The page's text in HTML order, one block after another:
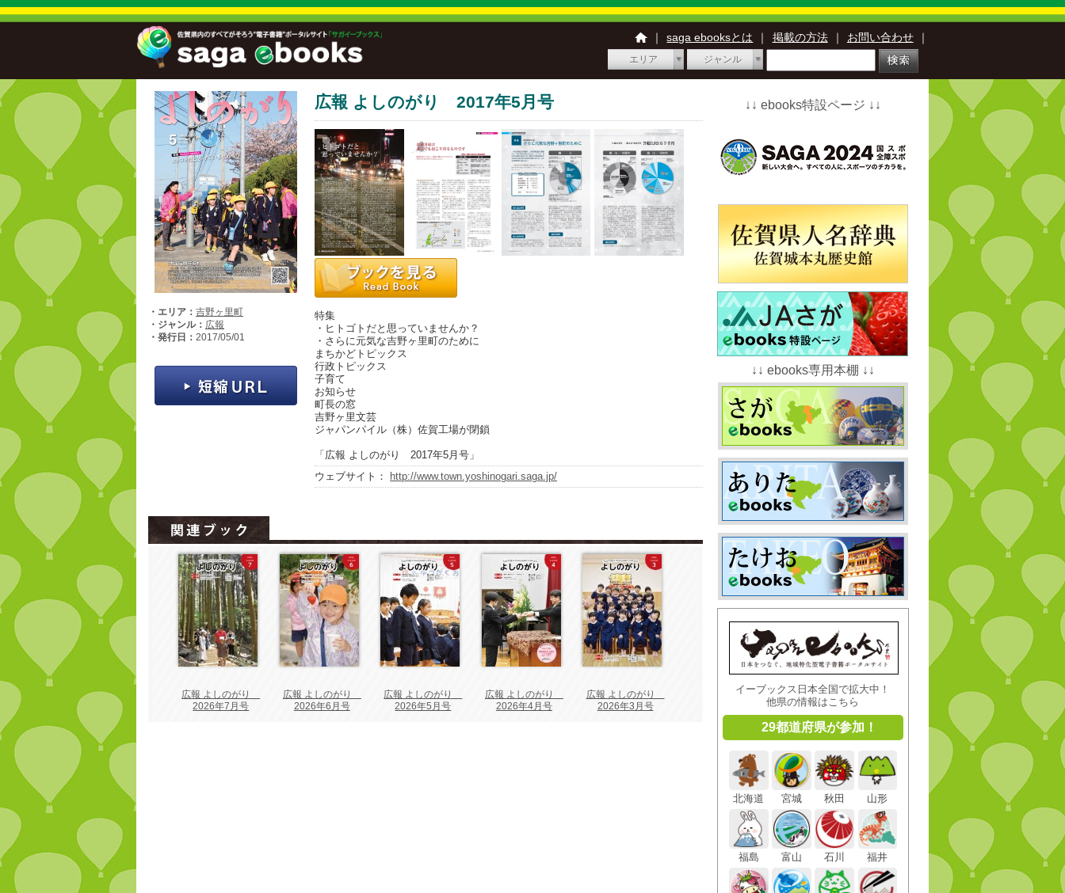
｜ saga ebooksとは ｜ 掲載の方法 ｜ お問い合わせ ｜
エリア ジャンル
・エリア： 吉野ヶ里町
・ジャンル： 広報
・発行日： 2017/05/01
広報 よしのがり 2017年5月号
特集
・ヒトゴトだと思っていませんか？
・さらに元気な吉野ヶ里町のために
まちかどトピックス
行政トピックス
子育て
お知らせ
町長の窓
吉野ヶ里文芸
ジャパンパイル（株）佐賀工場が閉鎖
「広報 よしのがり 2017年5月号」
ウェブサイト：
http://www.town.yoshinogari.saga.jp/
広報 よしのがり
2026年7月号
広報 よしのがり
2026年6月号
広報 よしのがり
2026年5月号
広報 よしのがり
2026年4月号
広報 よしのがり
2026年3月号
↓↓ ebooks特設ページ ↓↓
↓↓ ebooks専用本棚 ↓↓
イーブックス日本全国で拡大中！
他県の情報はこちら
29都道府県が参加！
北海道 宮城 秋田 山形
福島 富山 石川 福井